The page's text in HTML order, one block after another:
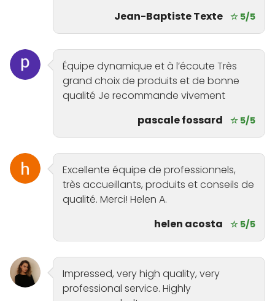
Jean-Baptiste Texte ☆ 5/5
Équipe dynamique et à l’écoute Très
grand choix de produits et de bonne
qualité Je recommande vivement
pascale fossard
☆ 5/5
Excellente équipe de professionnels,
très accueillants, produits et conseils de
qualité. Merci! Helen A.
helen acosta
☆ 5/5
Impressed, very high quality, very
professional service. Highly